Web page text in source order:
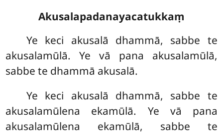
Akusalapadanayacatukkaṃ
Ye keci akusalā dhammā, sabbe te
akusalamūlā. Ye vā pana akusalamūlā,
sabbe te dhammā akusalā.
Ye keci akusalā dhammā, sabbe te
akusalamūlena ekamūlā. Ye vā pana
akusalamūlena ekamūlā, sabbe te